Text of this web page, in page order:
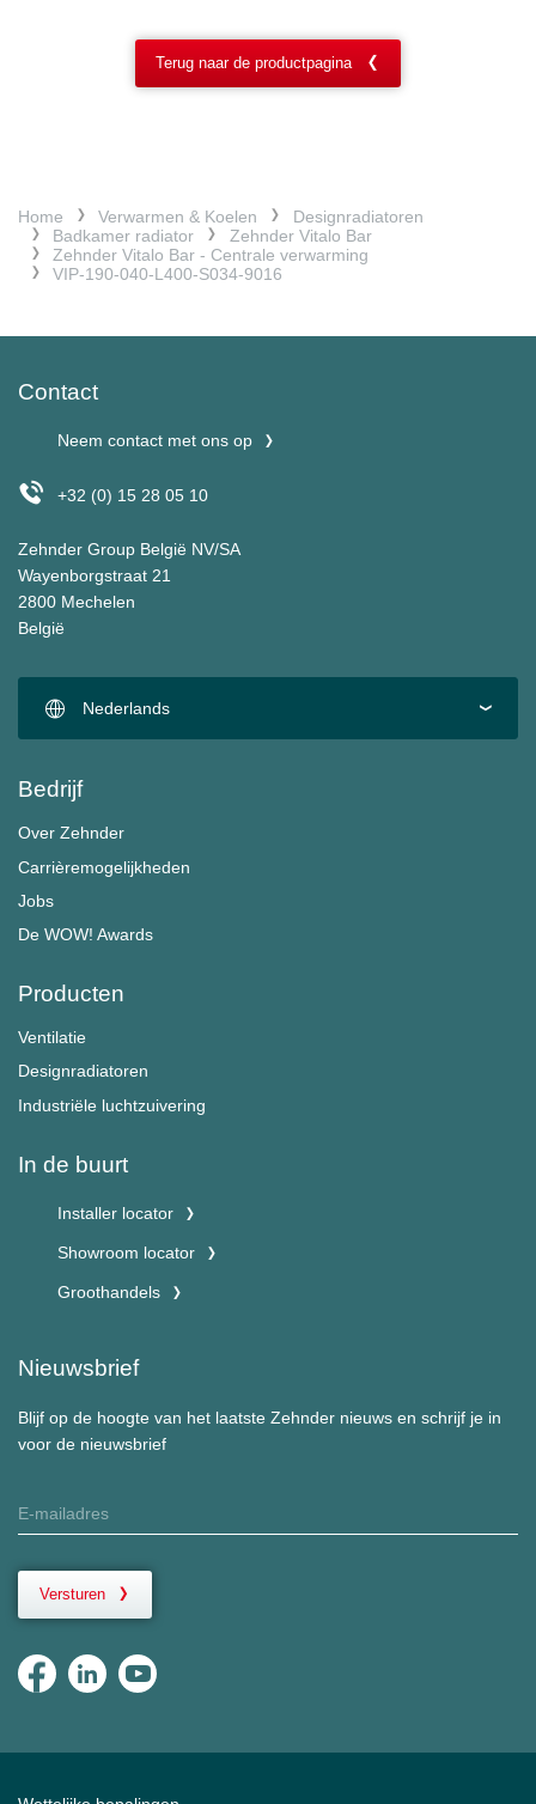
Terug naar de productpagina
Home Verwarmen & Koelen
Designradiatoren
Badkamer radiator
Zehnder Vitalo Bar
Zehnder Vitalo Bar - Centrale verwarming
VIP-190-040-L400-S034-9016
Contact
Neem contact met ons op
+32 (0) 15 28 05 10
Zehnder Group België NV/SA
Wayenborgstraat 21
2800 Mechelen
België
Nederlands
Bedrijf
Over Zehnder
Carrièremogelijkheden
Jobs
De WOW! Awards
Producten
Ventilatie
Designradiatoren
Industriële luchtzuivering
In de buurt
Installer locator
Showroom locator
Groothandels
Nieuwsbrief
Blijf op de hoogte van het laatste Zehnder nieuws en schrijf je in
voor de nieuwsbrief
Versturen